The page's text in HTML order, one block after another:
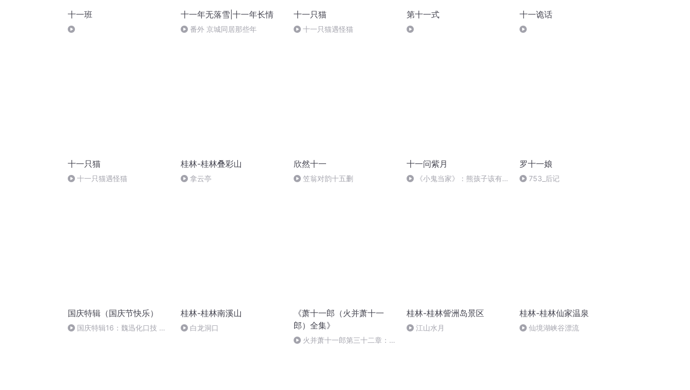
十一班 十一年无落雪|十一年长情
番外 京城同居那些年
十一只猫
十一只猫遇怪猫
第十一式 十一诡话
十一只猫
十一只猫遇怪猫
桂林-桂林叠彩山
拿云亭
欣然十一
笠翁对韵十五删
十一问紫月
《小鬼当家》：熊孩子该有的
罗十一娘
753_后记
国庆特辑（国庆节快乐）
国庆特辑16：魏迅化口技 二
桂林-桂林南溪山
白龙洞口
《萧十一郎（火并萧十一
郎）全集》
火并萧十一郎第三十二章：龙
桂林-桂林訾洲岛景区
江山水月
桂林-桂林仙家温泉
仙境湖峡谷漂流